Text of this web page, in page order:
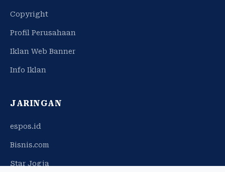
Copyright
Profil Perusahaan
Iklan Web Banner
Info Iklan
JARINGAN
espos.id
Bisnis.com
Star Jogja